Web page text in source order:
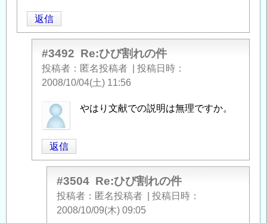
返信
#3492 Re:ひび割れの件
投稿者 匿名投稿者
投稿日時
2008/10/04(土) 11:56
匿
名
投
稿
者
やはり文献での説明は無理ですか。
返信
#3504 Re:ひび割れの件
投稿者 匿名投稿者
投稿日時
2008/10/09(木) 09:05